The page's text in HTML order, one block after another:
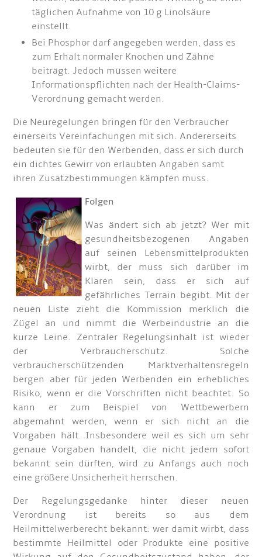
täglichen Aufnahme von 10 g Linolsäure
einstellt.
Bei Phosphor darf angegeben werden, dass es
zum Erhalt normaler Knochen und Zähne
beiträgt. Jedoch müssen weitere
Informationspflichten nach der Health-Claims-
Verordnung gemacht werden.
Die Neuregelungen bringen für den Verbraucher
einerseits Vereinfachungen mit sich. Andererseits
bedeuten sie für den Werbenden, dass er sich durch
ein dichtes Gewirr von erlaubten Angaben samt
ihren Zusatzbestimmungen kämpfen muss.
Folgen
Was ändert sich ab jetzt? Wer mit
gesundheitsbezogenen Angaben
auf seinen Lebensmittelprodukten
wirbt, der muss sich darüber im
Klaren sein, dass er sich auf
gefährliches Terrain begibt. Mit der
neuen Liste zieht die Kommission merklich die
Zügel an und nimmt die Werbeindustrie an die
kurze Leine. Zentraler Regelungsinhalt ist wieder
der Verbraucherschutz. Solche
verbraucherschützenden Marktverhaltensregeln
bergen aber für jeden Werbenden ein erhebliches
Risiko, wenn er die Vorschriften nicht beachtet. So
kann er zum Beispiel von Wettbewerbern
abgemahnt werden, wenn er sich nicht an die
Vorgaben hält. Insbesondere weil es sich um sehr
genaue Vorgaben handelt, die nicht jedem sofort
bekannt sein dürften, wird zu Anfangs auch noch
eine größere Unsicherheit herrschen.
Der Regelungsgedanke hinter dieser neuen
Verordnung ist bereits so aus dem
Heilmittelwerberecht bekannt: wer damit wirbt, dass
bestimmte Heilmittel oder Produkte eine positive